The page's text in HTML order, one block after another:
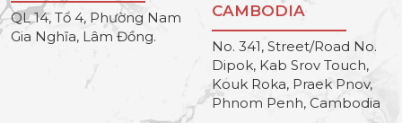
QL 14, Tổ 4, Phường Nam
Gia Nghĩa, Lâm Đồng.
CAMBODIA
No. 341, Street/Road No.
Dipok, Kab Srov Touch,
Kouk Roka, Praek Pnov,
Phnom Penh, Cambodia